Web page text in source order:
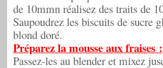
de 10mmn réalisez des traits de
Saupoudrez les biscuits de sucre
blond doré.
Préparez la mousse aux fraises :
Passez-les au blender et mixez